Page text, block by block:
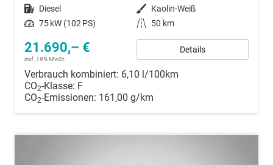
Kraftstoff Diesel Außenfarbe Kaolin-Weiß
Leistung 75 kW (102 PS) Kilometerstand 50 km
21.690,– €
incl. 19% MwSt.
Details
Verbrauch kombiniert: 6,10 l/100km
CO2-Klasse: F
CO2-Emissionen: 161,00 g/km